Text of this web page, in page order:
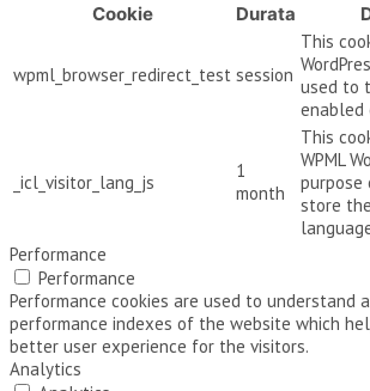
Cookie
Durata
wpml_browser_redirect_test session
This
used to
enabled
_icl_visitor_lang_js
1
month
This
WPML
purpose
store
Performance
Performance
Performance cookies are used to understand
performance indexes of the website which
better user experience for the visitors.
Analytics